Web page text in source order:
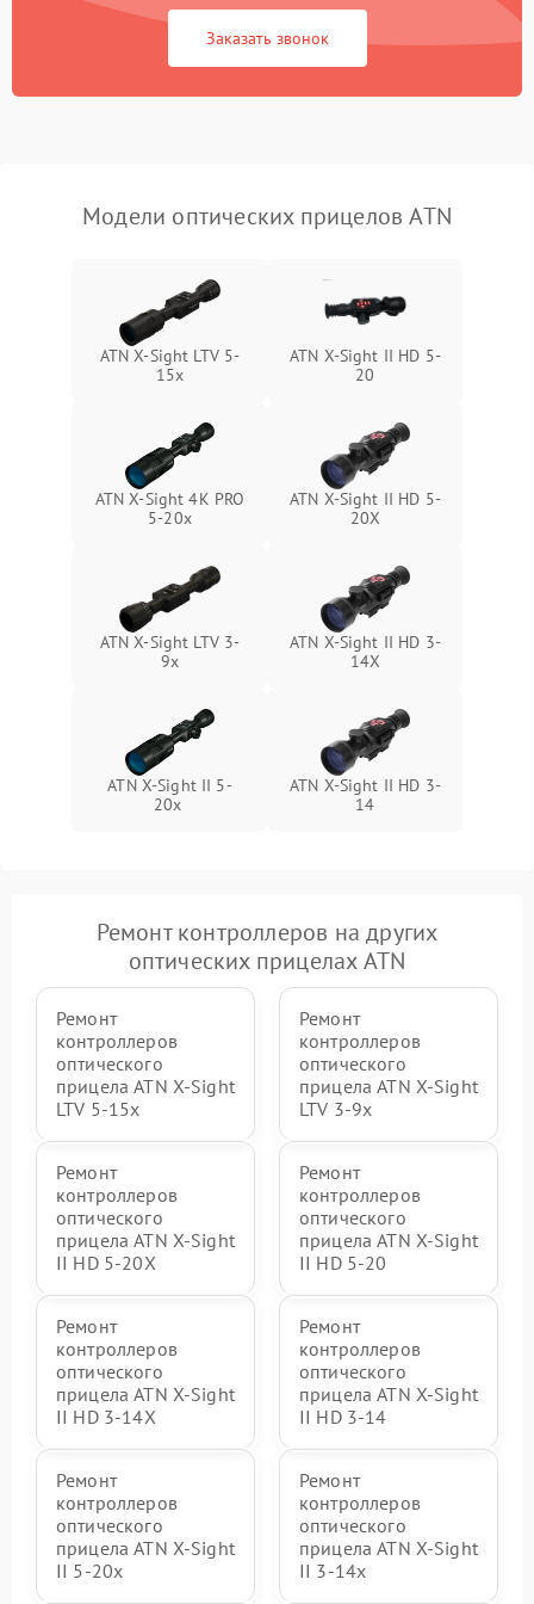
защиты от замыкания
1000 ₽
защиты от перегрева
Заказать звонок
Модели оптических прицелов ATN
ATN X-Sight LTV 5-
15x
ATN X-Sight II HD 5-
20
ATN X-Sight 4K PRO
5-20x
ATN X-Sight II HD 5-
20X
ATN X-Sight LTV 3-
9x
ATN X-Sight II HD 3-
14X
ATN X-Sight II 5-
20x
ATN X-Sight II HD 3-
14
Ремонт контроллеров на других
оптических прицелах ATN
Ремонт
контроллеров
оптического
прицела ATN X-Sight
LTV 5-15x
Ремонт
контроллеров
оптического
прицела ATN X-Sight
LTV 3-9x
Ремонт
контроллеров
оптического
прицела ATN X-Sight
II HD 5-20X
Ремонт
контроллеров
оптического
прицела ATN X-Sight
II HD 5-20
Ремонт
контроллеров
оптического
прицела ATN X-Sight
II HD 3-14X
Ремонт
контроллеров
оптического
прицела ATN X-Sight
II HD 3-14
Ремонт
контроллеров
оптического
прицела ATN X-Sight
II 5-20x
Ремонт
контроллеров
оптического
прицела ATN X-Sight
II 3-14x